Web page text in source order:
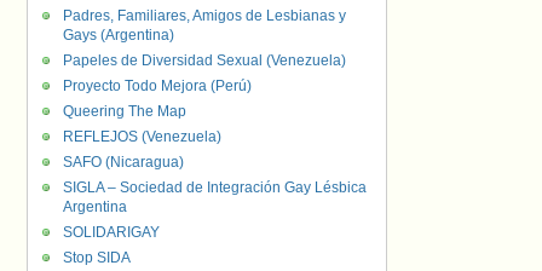
Padres, Familiares, Amigos de Lesbianas y
Gays (Argentina)
Papeles de Diversidad Sexual (Venezuela)
Proyecto Todo Mejora (Perú)
Queering The Map
REFLEJOS (Venezuela)
SAFO (Nicaragua)
SIGLA – Sociedad de Integración Gay Lésbica
Argentina
SOLIDARIGAY
Stop SIDA